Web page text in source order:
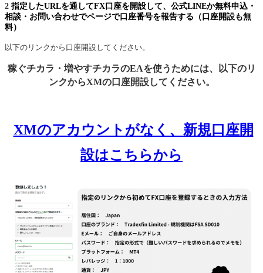
2 指定したURLを通してFX口座を開設して、公式LINEか無料申込・
相談・お問い合わせでページで口座番号を報告する（口座開設も無
料）
以下のリンクから口座開設してください。
稼ぐチカラ・増やすチカラのEAを使うためには、以下のリ
ンクからXMの口座開設してください。
XMのアカウントがなく、新規口座開
設はこちらから